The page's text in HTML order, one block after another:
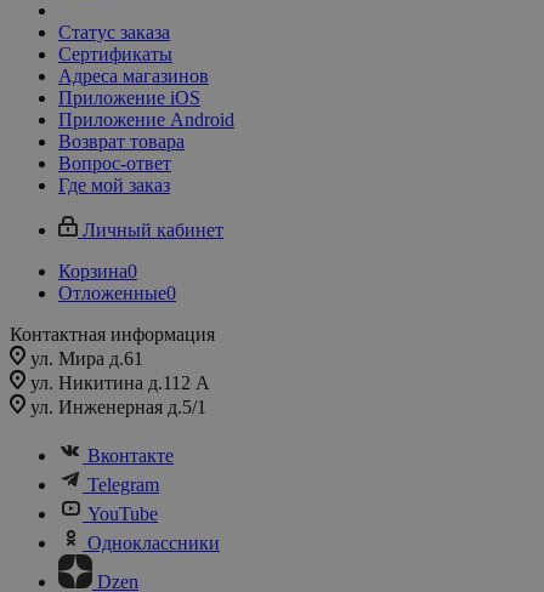
Статус заказа
Сертификаты
Адреса магазинов
Приложение iOS
Приложение Android
Возврат товара
Вопрос-ответ
Где мой заказ
Личный кабинет
Корзина0
Отложенные0
Контактная информация
ул. Мира д.61
ул. Никитина д.112 А
ул. Инженерная д.5/1
Вконтакте
Telegram
YouTube
Одноклассники
Dzen